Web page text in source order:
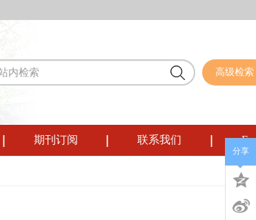
高级检索
期刊订阅 联系我们
分享